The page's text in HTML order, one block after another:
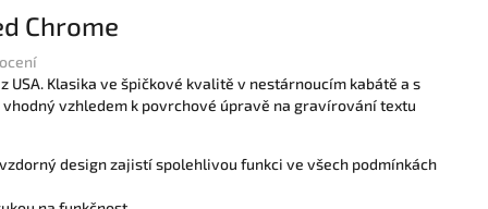
Chrome
USA. Klasika ve špičkové kvalitě v nestárnoucím kabátě a s
vzhledem k povrchové úpravě na gravírování textu
design zajistí spolehlivou funkci ve všech podmínkách